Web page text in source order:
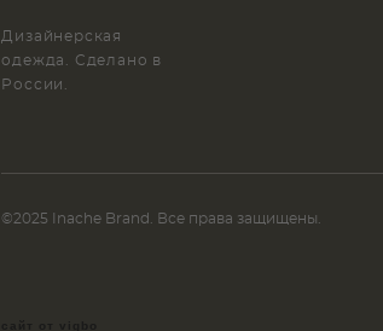
Дизайнерская
одежда. Сделано в
России.
©2025 Inache Brand. Все права защищены.